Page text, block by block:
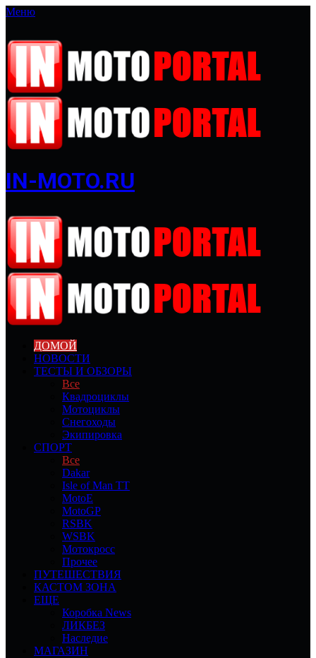
Меню
IN-MOTO.RU
ДОМОЙ
НОВОСТИ
ТЕСТЫ И ОБЗОРЫ
Все
Квадроциклы
Мотоциклы
Снегоходы
Экипировка
СПОРТ
Все
Dakar
Isle of Man TT
MotoE
MotoGP
RSBK
WSBK
Мотокросс
Прочее
ПУТЕШЕСТВИЯ
КАСТОМ ЗОНА
ЕЩЕ
Коробка News
ЛИКБЕЗ
Наследие
МАГАЗИН